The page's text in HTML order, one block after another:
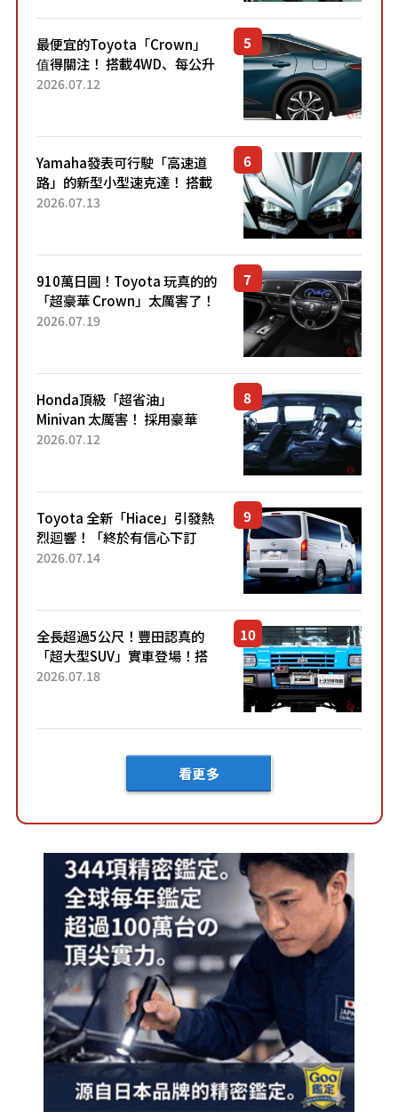
最便宜的Toyota「Crown」
值得關注！ 搭載4WD、每公升
22.4公里低油耗表現超亮眼！
2026.07.12
Yamaha發表可行駛「高速道
路」的新型小型速克達！ 搭載
能享受超強勁「渦輪感」的動
2026.07.13
910萬日圓！Toyota 玩真的的
「超豪華 Crown」太厲害了！
採用由「匠人技藝」打造的
2026.07.19
Honda頂級「超省油」
Minivan 太厲害！ 採用豪華
「真皮座椅」與專屬「黑色內
「三...
2026.07.12
Toyota 全新「Hiace」引發熱
烈迴響！「終於有信心下訂
了！」「哪個等級交車最
車？...
2026.07.14
全長超過5公尺！豐田認真的
「超大型SUV」實車登場！搭
載後輪也會轉向的「四輪轉
「Mega C...
2026.07.18
看更多